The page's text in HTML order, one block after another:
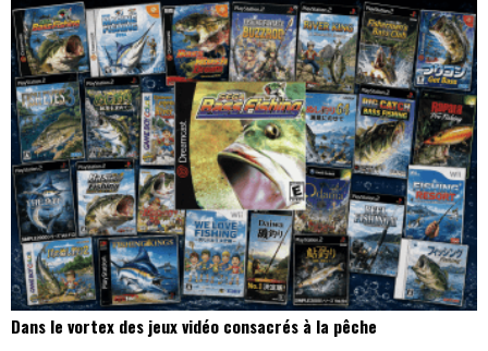
Dans le vortex des jeux vidéo consacrés à la pêche